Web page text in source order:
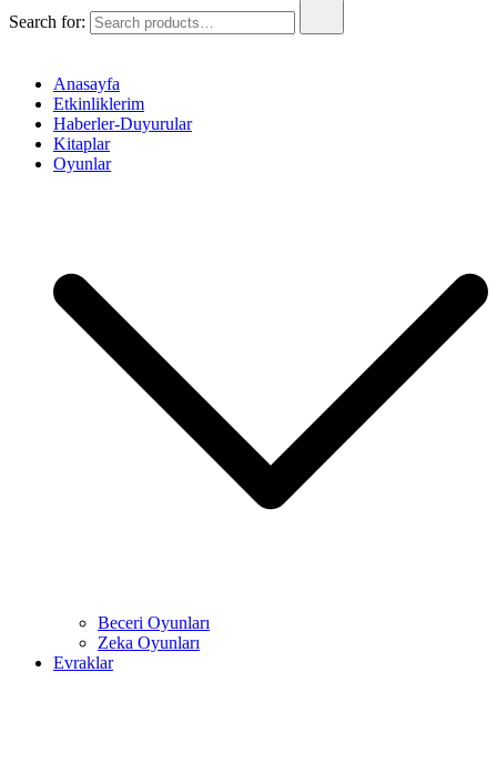
Search for:
Anasayfa
Etkinliklerim
Haberler-Duyurular
Kitaplar
Oyunlar
Beceri Oyunları
Zeka Oyunları
Evraklar